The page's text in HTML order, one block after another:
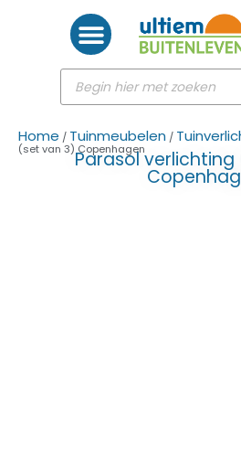
Home / Tuinmeubelen /
(set van 3) Copenhagen
Parasol